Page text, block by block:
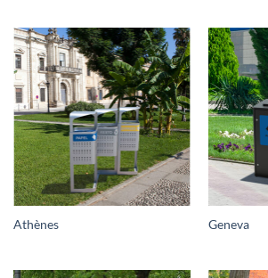
Athènes Geneva